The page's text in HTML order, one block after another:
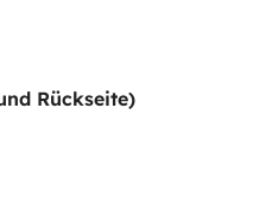
Rückseite)